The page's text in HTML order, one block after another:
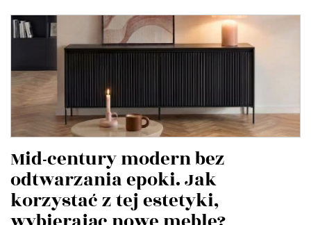
Mid-century modern bez
odtwarzania epoki. Jak
korzystać z tej estetyki,